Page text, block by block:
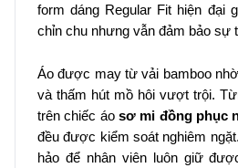
form dáng Regular Fit hiện đại
chỉn chu nhưng vẫn đảm bảo sự
Áo được may từ vải bamboo
và thấm hút mồ hôi vượt trội.
trên chiếc áo sơ mi đồng phục
đều được kiểm soát nghiêm
hảo để nhân viên luôn giữ